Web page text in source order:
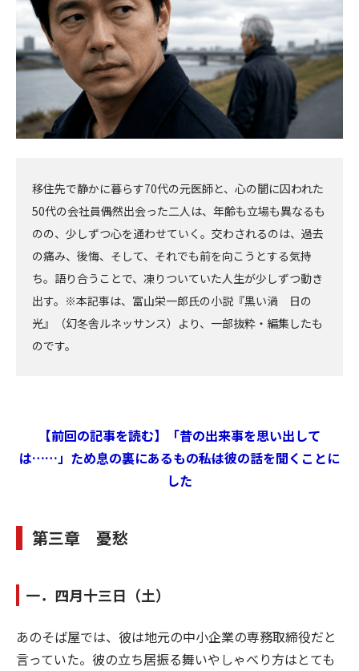
移住先で静かに暮らす70代の元医師と、心の闇に囚われた
50代の会社員――偶然出会った二人は、年齢も立場も異なるも
のの、少しずつ心を通わせていく。交わされるのは、過去
の痛み、後悔、そして、それでも前を向こうとする気持
ち。語り合うことで、凍りついていた人生が少しずつ動き
出す。※本記事は、富山栄一郎氏の小説『黒い渦 日の
光』（幻冬舎ルネッサンス）より、一部抜粋・編集したも
のです。
【前回の記事を読む】「昔の出来事を思い出して
は……」ため息の裏にあるもの――私は彼の話を聞くことに
した
第三章 憂愁
一．四月十三日（土）
あのそば屋では、彼は地元の中小企業の専務取締役だと
言っていた。彼の立ち居振る舞いやしゃべり方はとても